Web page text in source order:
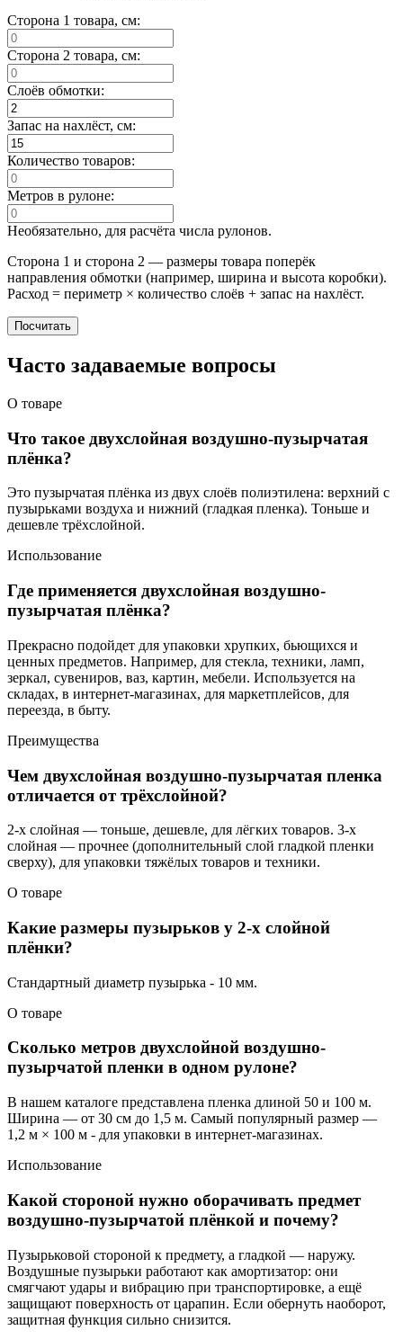
Сторона 1 товара, см:
Сторона 2 товара, см:
Слоёв обмотки:
Запас на нахлёст, см:
Количество товаров:
Метров в рулоне:
Необязательно, для расчёта числа рулонов.
Сторона 1 и сторона 2 — размеры товара поперёк
направления обмотки (например, ширина и высота коробки).
Расход = периметр × количество слоёв + запас на нахлёст.
Посчитать
Часто задаваемые вопросы
О товаре
Что такое двухслойная воздушно-пузырчатая
плёнка?
Это пузырчатая плёнка из двух слоёв полиэтилена: верхний с
пузырьками воздуха и нижний (гладкая пленка). Тоньше и
дешевле трёхслойной.
Использование
Где применяется двухслойная воздушно-
пузырчатая плёнка?
Прекрасно подойдет для упаковки хрупких, бьющихся и
ценных предметов. Например, для стекла, техники, ламп,
зеркал, сувениров, ваз, картин, мебели. Используется на
складах, в интернет-магазинах, для маркетплейсов, для
переезда, в быту.
Преимущества
Чем двухслойная воздушно-пузырчатая пленка
отличается от трёхслойной?
2-х слойная — тоньше, дешевле, для лёгких товаров. 3-х
слойная — прочнее (дополнительный слой гладкой пленки
сверху), для упаковки тяжёлых товаров и техники.
О товаре
Какие размеры пузырьков у 2-х слойной
плёнки?
Стандартный диаметр пузырька - 10 мм.
О товаре
Сколько метров двухслойной воздушно-
пузырчатой пленки в одном рулоне?
В нашем каталоге представлена пленка длиной 50 и 100 м.
Ширина — от 30 см до 1,5 м. Самый популярный размер —
1,2 м × 100 м - для упаковки в интернет-магазинах.
Использование
Какой стороной нужно оборачивать предмет
воздушно-пузырчатой плёнкой и почему?
Пузырьковой стороной к предмету, а гладкой — наружу.
Воздушные пузырьки работают как амортизатор: они
смягчают удары и вибрацию при транспортировке, а ещё
защищают поверхность от царапин. Если обернуть наоборот,
защитная функция сильно снизится.